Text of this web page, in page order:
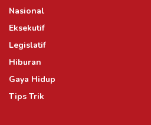
Nasional
Eksekutif
Legislatif
Hiburan
Gaya Hidup
Tips Trik